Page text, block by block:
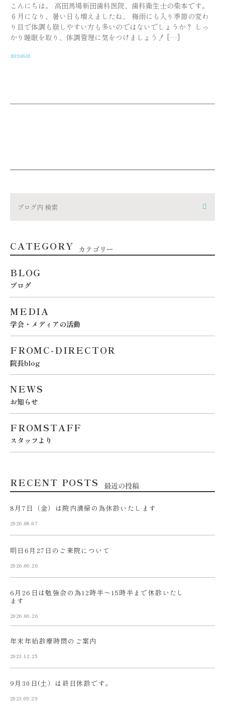
こんにちは。 高田馬場新田歯科医院、歯科衛生士の柴本です。
６月になり、暑い日も増えましたね、 梅雨にも入り季節の変わ
り目で体調も崩しやすい方も多いのではないでしょうか？ しっ
かり睡眠を取り、体調管理に気をつけましょう！ […]
2019.06.03
CATEGORY カテゴリー
BLOG
ブログ
MEDIA
学会・メディアの活動
FROMC-DIRECTOR
院長blog
NEWS
お知らせ
FROMSTAFF
スタッフより
RECENT POSTS 最近の投稿
8月7日（金）は院内清掃の為休診いたします
2026.08.07
明日6月27日のご来院について
2026.06.26
6月26日は勉強会の為12時半〜15時半まで休診いたし
ます
2026.06.26
年末年始診療時間のご案内
2023.12.25
9月30日(土）は終日休診です。
2023.09.29